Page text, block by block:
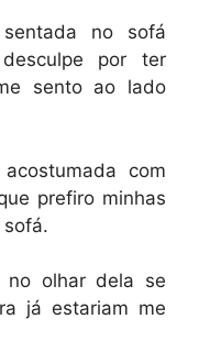
no sofá
por ter
sento ao lado
com
prefiro minhas
no olhar dela se
já estariam me